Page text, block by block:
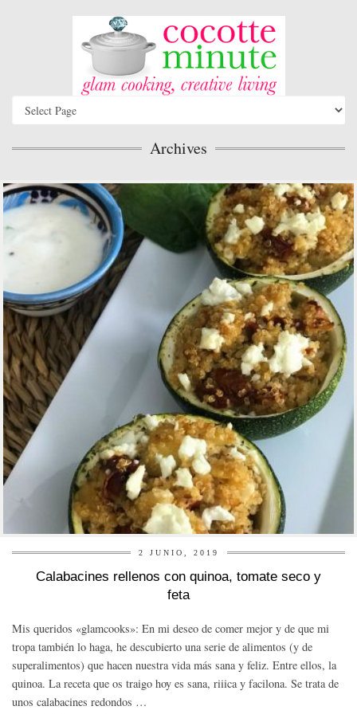
Archives
2 JUNIO, 2019
Calabacines rellenos con quinoa, tomate seco y
feta
Mis queridos «glamcooks»: En mi deseo de comer mejor y de que mi
tropa también lo haga, he descubierto una serie de alimentos (y de
superalimentos) que hacen nuestra vida más sana y feliz. Entre ellos, la
quinoa. La receta que os traigo hoy es sana, riiica y facilona. Se trata de
unos calabacines redondos …